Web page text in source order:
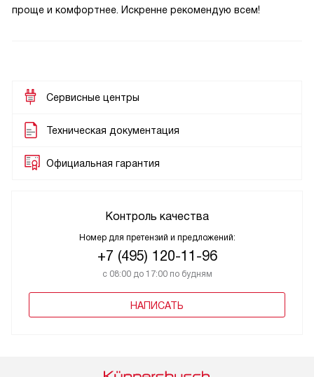
проще и комфортнее. Искренне рекомендую всем!
Сервисные центры
Техническая документация
Официальная гарантия
Контроль качества
Номер для претензий и предложений:
+7 (495) 120-11-96
с 08:00 до 17:00 по будням
НАПИСАТЬ